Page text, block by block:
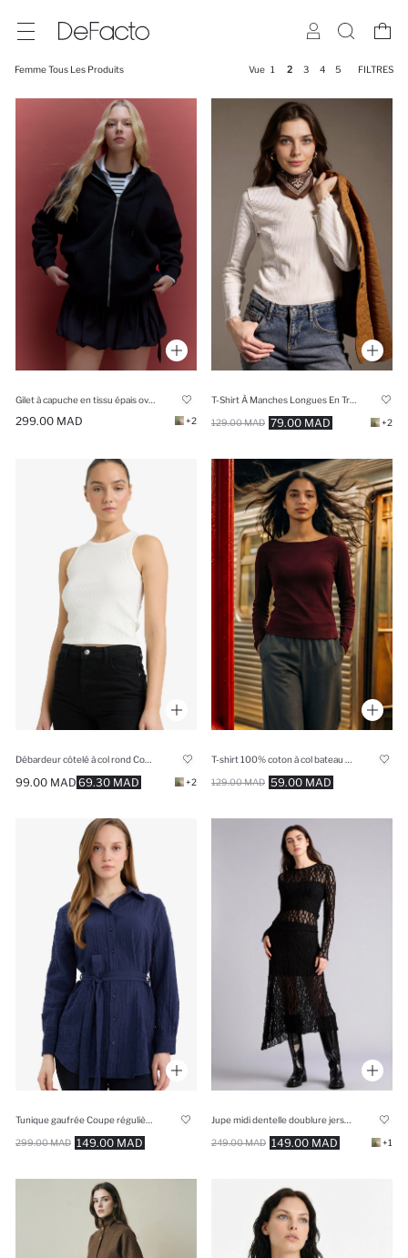
Femme Tous Les Produits Vue 1 2 3 4 5 FILTRES
299.00 MAD +2 79.00 MAD
129.00 MAD +2
69.30 MAD
99.00 MAD +2 59.00 MAD
129.00 MAD
149.00 MAD
299.00 MAD 149.00 MAD
249.00 MAD +1